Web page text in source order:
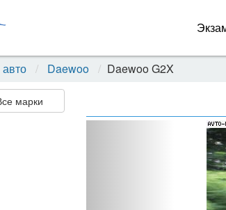
авто Daewoo Daewoo G2X
марки